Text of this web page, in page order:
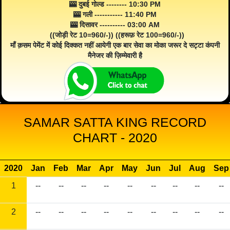
🎰 दुबई गोल्ड -------- 10:30 PM
🎰 गली ----------- 11:40 PM
🎰 दिसावर ---------- 03:00 AM
((जोड़ी रेट 10=960/-)) ((हरूफ़ रेट 100=960/-))
माँ क़सम पेमेंट में कोई दिक्कत नहीं आयेगी एक बार सेवा का मोका जरूर दे सट्टा कंपनी
मैनेजर की ज़िम्मेवारी है
SAMAR SATTA KING RECORD
CHART - 2020
2020 Jan Feb Mar Apr May Jun Jul Aug
Sep
1
-- -- -- -- -- -- -- -- --
2 -- -- -- -- -- -- -- -- --